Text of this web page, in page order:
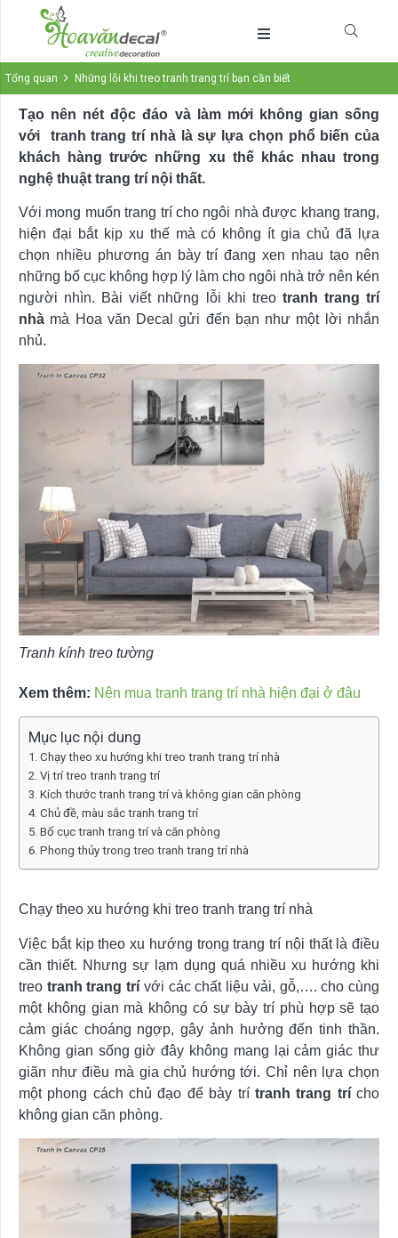
Tổng quan Những lỗi khi treo tranh trang trí bạn cần biết
Tạo nên nét độc đáo và làm mới không gian sống
với tranh trang trí nhà là sự lựa chọn phổ biến của
khách hàng trước những xu thế khác nhau trong
nghệ thuật trang trí nội thất.
Với mong muốn trang trí cho ngôi nhà được khang trang,
hiện đại bắt kịp xu thế mà có không ít gia chủ đã lựa
chọn nhiều phương án bày trí đang xen nhau tạo nên
những bố cục không hợp lý làm cho ngôi nhà trở nên kén
người nhìn. Bài viết những lỗi khi treotranh trang trí
nhà mà Hoa văn Decal gửi đến bạn như một lời nhắn
nhủ.
Tranh kính treo tường
Xem thêm: Nên mua tranh trang trí nhà hiện đại ở đâu
Mục lục nội dung
Chạy theo xu hướng khi treo tranh trang trí nhà
Vị trí treo tranh trang trí
Kích thước tranh trang trí và không gian căn phòng
Chủ đề, màu sắc tranh trang trí
Bố cục tranh trang trí và căn phòng
Phong thủy trong treo tranh trang trí nhà
Chạy theo xu hướng khi treo tranh trang trí nhà
Việc bắt kịp theo xu hướng trong trang trí nội thất là điều
cần thiết. Nhưng sự lạm dụng quá nhiều xu hướng khi
treo tranh trang trí với các chất liệu vải, gỗ,…. cho cùng
một không gian mà không có sự bày trí phù hợp sẽ tạo
cảm giác choáng ngợp, gây ảnh hưởng đến tinh thần.
Không gian sống giờ đây không mang lại cảm giác thư
giãn như điều mà gia chủ hướng tới. Chỉ nên lựa chọn
một phong cách chủ đạo để bày trí tranh trang trícho
không gian căn phòng.